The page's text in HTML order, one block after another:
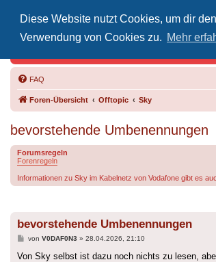
Diese Website nutzt Cookies, um dir
Verwendung von Cookies zu. Mehr
FAQ
Foren-Übersicht Offtopic Sky
bevorstehende Umbenennungen
Forumsregeln
Forenregeln
Informationen zu Sky im Kabelnetz von Vodafone gibt es
bevorstehende Umbenennungen
Beitrag
von V0DAF0N3 » 28.04.2026, 21:10
Von Sky selbst ist dazu noch nichts zu lesen,